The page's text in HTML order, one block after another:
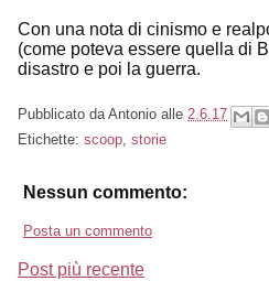
Con una nota di cinismo e
(come poteva essere quella di
disastro e poi la guerra.
Pubblicato da Antonio alle 2.6.17
Etichette: scoop, storie
Nessun commento:
Posta un commento
Post più recente